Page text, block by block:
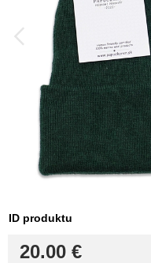
ID produktu
20.00 €